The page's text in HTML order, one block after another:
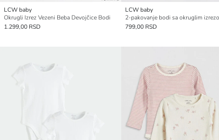
LCW baby
Okrugli Izrez Vezeni Beba Devojčice Bodi
1.299,00 RSD
LCW baby
799,00 RSD